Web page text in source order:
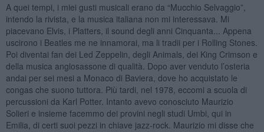
A quei tempi, i miei gusti musicali erano da “Mucchio Selvaggio”,
intendo la rivista, e la musica italiana non mi interessava. Mi
piacevano Elvis, i Platters, il sound degli anni Cinquanta... Appena
uscirono i Beatles me ne innamorai, ma li tradii per i Rolling Stones.
Poi diventai fan dei Led Zeppelin, degli Animals, dei King Crimson e
della musica anglosassone di qualità. Dopo aver venduto l’osteria
andai per sei mesi a Monaco di Baviera, dove ho acquistato le
congas che suono tuttora. Più tardi, nel 1978, eccomi a scuola di
percussioni da Karl Potter. Intanto avevo conosciuto Maurizio
Solieri e insieme facemmo dei provini negli studi Umbi, qui in
Emilia, di certi suoi pezzi in chiave jazz-rock. Maurizio mi disse che